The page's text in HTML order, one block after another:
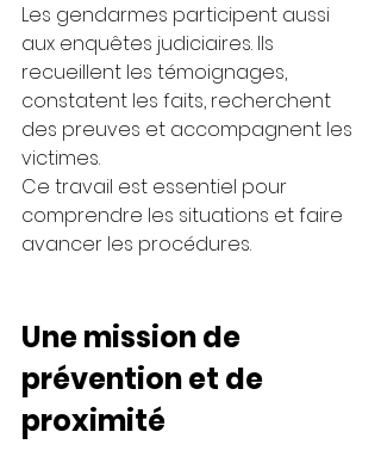
Les gendarmes participent aussi
aux enquêtes judiciaires. Ils
recueillent les témoignages,
constatent les faits, recherchent
des preuves et accompagnent les
victimes.
Ce travail est essentiel pour
comprendre les situations et faire
avancer les procédures.
Une mission de
prévention et de
proximité